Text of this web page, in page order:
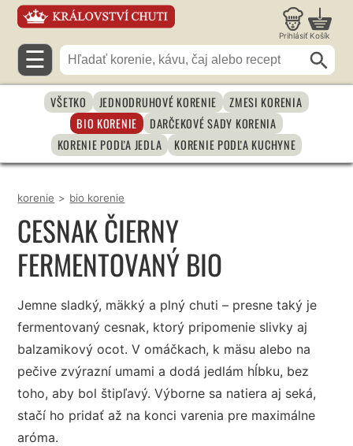
Prihlásiť Košík
☰
VŠETKO JEDNODRUHOVÉ KORENIE
ZMESI KORENIA
BIO KORENIE
DARČEKOVÉ SADY KORENIA
KORENIE PODĽA JEDLA
KORENIE PODĽA KUCHYNE
korenie > bio korenie
CESNAK ČIERNY
FERMENTOVANÝ BIO
Jemne sladký, mäkký a plný chuti – presne taký je
fermentovaný cesnak, ktorý pripomenie slivky aj
balzamikový ocot. V omáčkach, k mäsu alebo na
pečive zvýrazní umami a dodá jedlám hĺbku, bez
toho, aby bol štipľavý. Výborne sa natiera aj seká,
stačí ho pridať až na konci varenia pre maximálne
aróma.